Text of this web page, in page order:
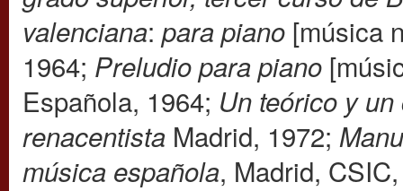
valenciana: para piano [música
1964; Preludio para piano
Española, 1964; Un teórico y
renacentista Madrid, 1972;
música española, Madrid,